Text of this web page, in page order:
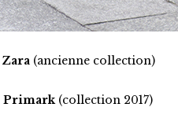
Zara(ancienne collection)
Primark(collection 2017)